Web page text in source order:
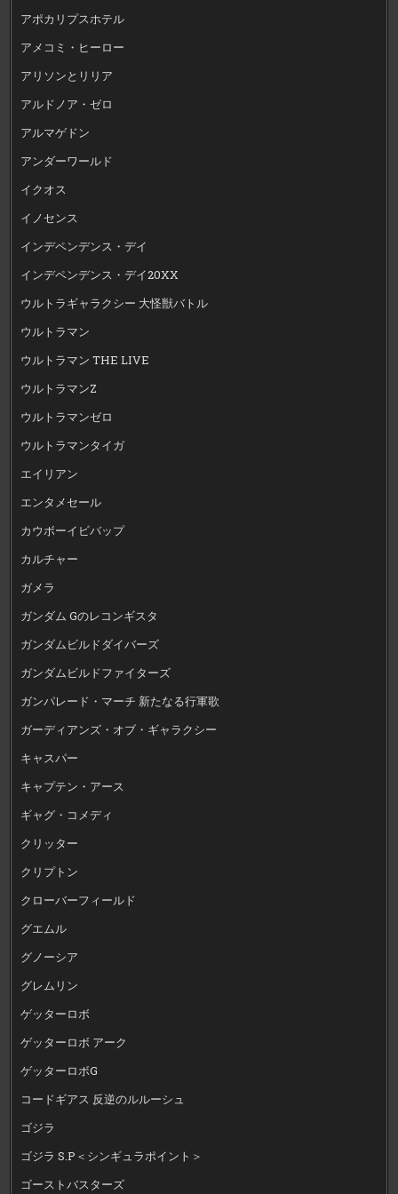
アポカリプスホテル
アメコミ・ヒーロー
アリソンとリリア
アルドノア・ゼロ
アルマゲドン
アンダーワールド
イクオス
イノセンス
インデペンデンス・デイ
インデペンデンス・デイ20XX
ウルトラギャラクシー 大怪獣バトル
ウルトラマン
ウルトラマン THE LIVE
ウルトラマンZ
ウルトラマンゼロ
ウルトラマンタイガ
エイリアン
エンタメセール
カウボーイビバップ
カルチャー
ガメラ
ガンダム Gのレコンギスタ
ガンダムビルドダイバーズ
ガンダムビルドファイターズ
ガンパレード・マーチ 新たなる行軍歌
ガーディアンズ・オブ・ギャラクシー
キャスパー
キャプテン・アース
ギャグ・コメディ
クリッター
クリプトン
クローバーフィールド
グエムル
グノーシア
グレムリン
ゲッターロボ
ゲッターロボ アーク
ゲッターロボG
コードギアス 反逆のルルーシュ
ゴジラ
ゴジラ S.P＜シンギュラポイント＞
ゴーストバスターズ